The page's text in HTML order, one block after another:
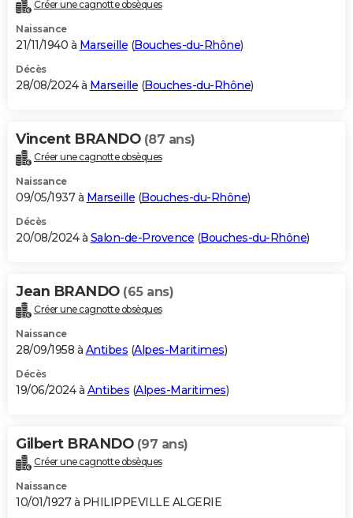
Créer une cagnotte obsèques
Naissance
21/11/1940 à Marseille (Bouches-du-Rhône)
Décès
28/08/2024 à Marseille (Bouches-du-Rhône)
Vincent BRANDO (87 ans)
Créer une cagnotte obsèques
Naissance
09/05/1937 à Marseille (Bouches-du-Rhône)
Décès
20/08/2024 à Salon-de-Provence (Bouches-du-Rhône)
Jean BRANDO (65 ans)
Créer une cagnotte obsèques
Naissance
28/09/1958 à Antibes (Alpes-Maritimes)
Décès
19/06/2024 à Antibes (Alpes-Maritimes)
Gilbert BRANDO (97 ans)
Créer une cagnotte obsèques
Naissance
10/01/1927 à PHILIPPEVILLE ALGERIE